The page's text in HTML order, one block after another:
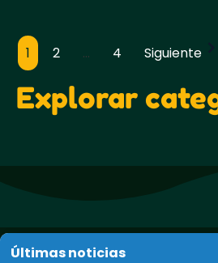
Paginación
de
1 2 ... 4 Siguiente
Explorar
Últimas noticias